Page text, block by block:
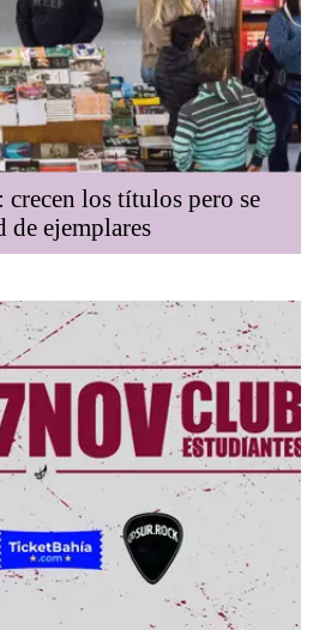
los títulos pero se
de ejemplares